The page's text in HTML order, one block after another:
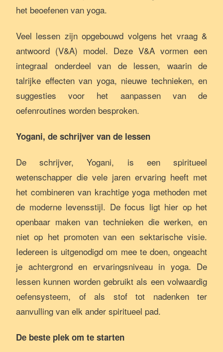
het beoefenen van yoga.
Veel lessen zijn opgebouwd volgens het vraag &
antwoord (V&A) model. Deze V&A vormen een
integraal onderdeel van de lessen, waarin de
talrijke effecten van yoga, nieuwe technieken, en
suggesties voor het aanpassen van de
oefenroutines worden besproken.
Yogani, de schrijver van de lessen
De schrijver, Yogani, is een spiritueel
wetenschapper die vele jaren ervaring heeft met
het combineren van krachtige yoga methoden met
de moderne levensstijl. De focus ligt hier op het
openbaar maken van technieken die werken, en
niet op het promoten van een sektarische visie.
Iedereen is uitgenodigd om mee te doen, ongeacht
je achtergrond en ervaringsniveau in yoga. De
lessen kunnen worden gebruikt als een volwaardig
oefensysteem, of als stof tot nadenken ter
aanvulling van elk ander spiritueel pad.
De beste plek om te starten